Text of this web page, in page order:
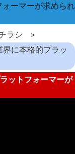
ーマーが求められ
ラシ
界に本格的プラッ
ットフォーマーが